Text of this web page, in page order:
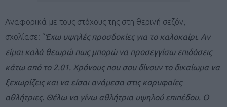
Αναφορικά με τους στόχους της στη θερινή σεζόν,
σχολίασε: “Έχω υψηλές προσδοκίες για το καλοκαίρι. Αν
είμαι καλά θεωρώ πως μπορώ να προσεγγίσω επιδόσεις
κάτω από το 2.01. Χρόνους που σου δίνουν το δικαίωμα να
ξεχωρίζεις και να είσαι ανάμεσα στις κορυφαίες
αθλήτριες. Θέλω να γίνω αθλήτρια υψηλού επιπέδου. Ο